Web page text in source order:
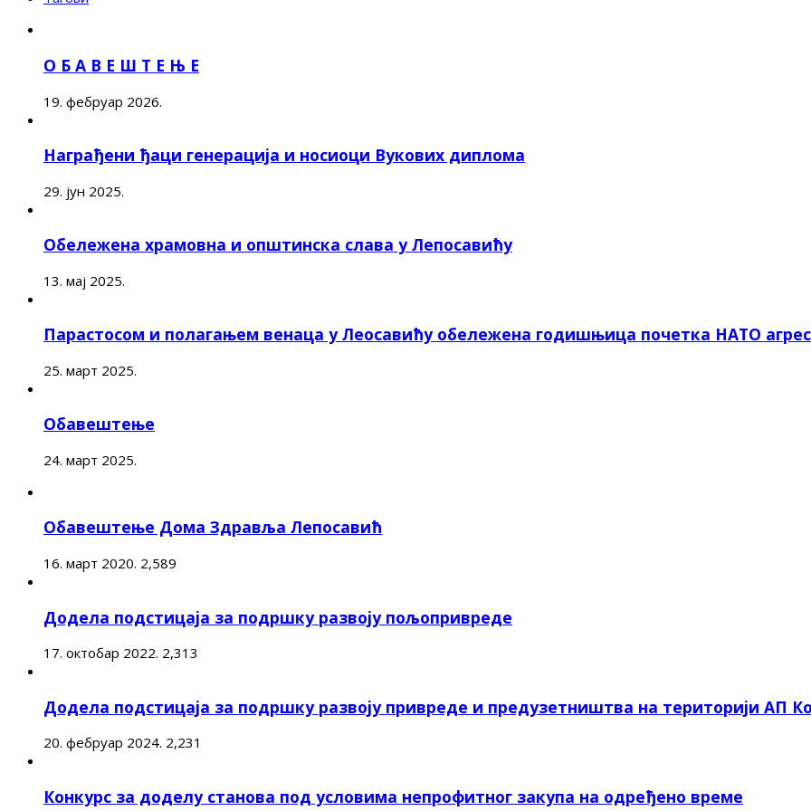
О Б А В Е Ш Т Е Њ Е
19. фебруар 2026.
Награђени ђаци генерација и носиоци Вукових диплома
29. јун 2025.
Обележена храмовна и општинска слава у Лепосавићу
13. мај 2025.
Парастосом и полагањем венаца у Леосавићу обележена годишњица почетка НАТО
25. март 2025.
Обавештење
24. март 2025.
Обавештење Дома Здравља Лепосавић
16. март 2020. 2,589
Додела подстицаја за подршку развоју пољопривреде
17. октобар 2022. 2,313
Додела подстицаја за подршку развоју привреде и предузетништва на територији АП
20. фебруар 2024. 2,231
Конкурс за доделу станова под условима непрофитног закупа на одређено време